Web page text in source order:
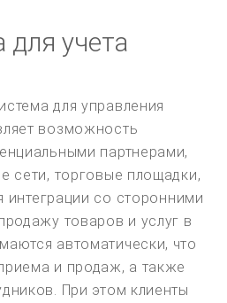
для учета
для управления
возможность
партнерами,
сети, торговые площадки,
интеграции со сторонними
товаров и услуг в
автоматически, что
и продаж, а также
При этом клиенты